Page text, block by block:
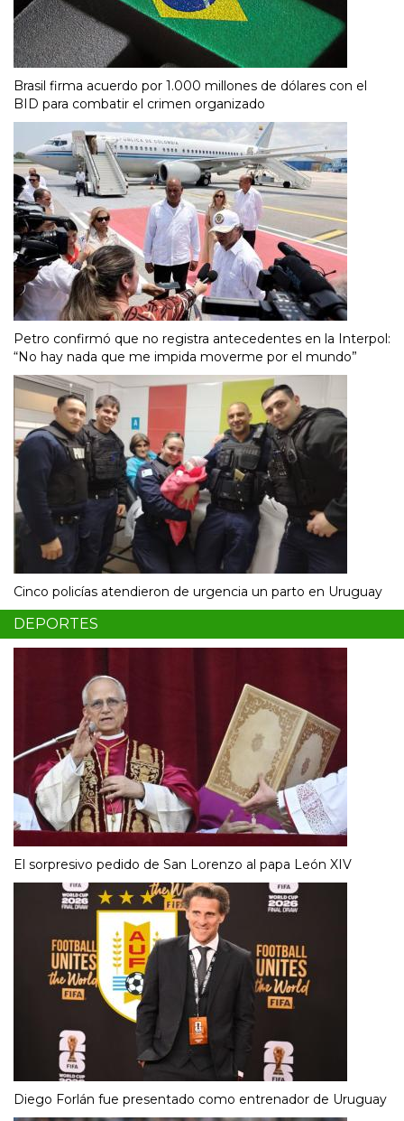
Brasil firma acuerdo por 1.000 millones de dólares con el
BID para combatir el crimen organizado
Petro confirmó que no registra antecedentes en la Interpol:
“No hay nada que me impida moverme por el mundo”
Cinco policías atendieron de urgencia un parto en Uruguay
DEPORTES
El sorpresivo pedido de San Lorenzo al papa León XIV
Diego Forlán fue presentado como entrenador de Uruguay